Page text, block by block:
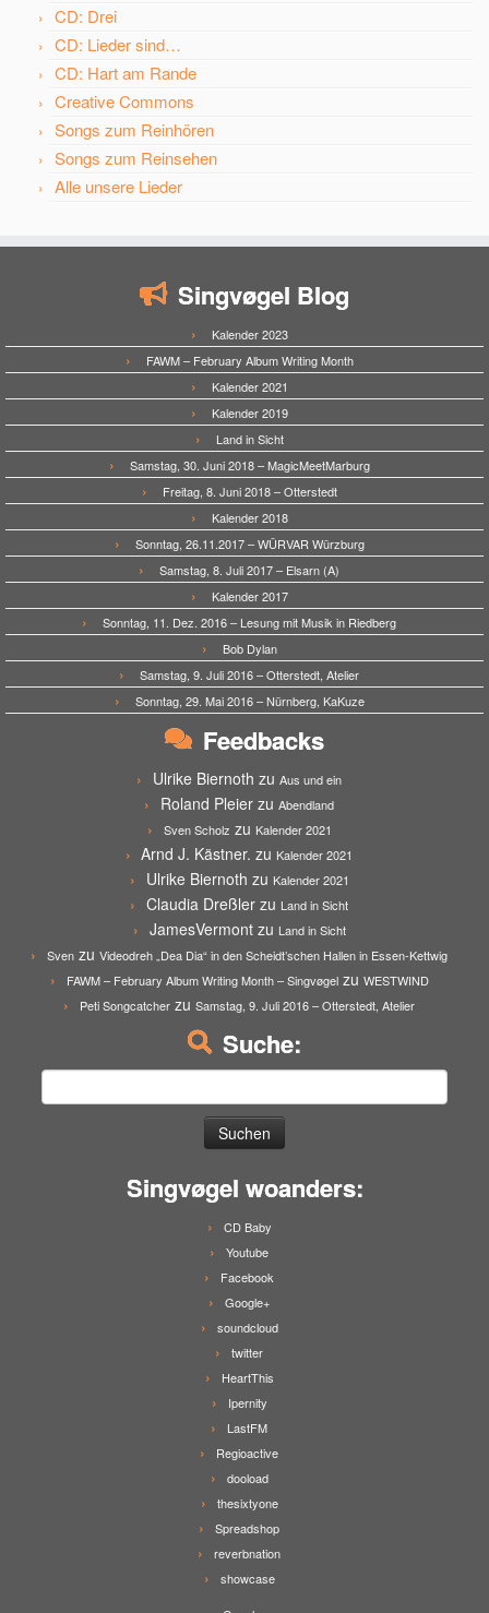
CD: Drei
CD: Lieder sind…
CD: Hart am Rande
Creative Commons
Songs zum Reinhören
Songs zum Reinsehen
Alle unsere Lieder
Singvøgel Blog
Kalender 2023
FAWM – February Album Writing Month
Kalender 2021
Kalender 2019
Land in Sicht
Samstag, 30. Juni 2018 – MagicMeetMarburg
Freitag, 8. Juni 2018 – Otterstedt
Kalender 2018
Sonntag, 26.11.2017 – WÜRVAR Würzburg
Samstag, 8. Juli 2017 – Elsarn (A)
Kalender 2017
Sonntag, 11. Dez. 2016 – Lesung mit Musik in Riedberg
Bob Dylan
Samstag, 9. Juli 2016 – Otterstedt, Atelier
Sonntag, 29. Mai 2016 – Nürnberg, KaKuze
Feedbacks
Ulrike Biernoth zu Aus und ein
Roland Pleier zu Abendland
Sven Scholz zu Kalender 2021
Arnd J. Kästner. zu Kalender 2021
Ulrike Biernoth zu Kalender 2021
Claudia Dreßler zu Land in Sicht
JamesVermontzu Land in Sicht
Sven zu Videodreh „Dea Dia“ in den Scheidt’schen Hallen in Essen-Kettwig
FAWM – February Album Writing Month – Singvøgelzu WESTWIND
Peti Songcatcher zu Samstag, 9. Juli 2016 – Otterstedt, Atelier
Suche:
Suchen
Singvøgel woanders:
CD Baby
Youtube
Facebook
Google+
soundcloud
twitter
HeartThis
Ipernity
LastFM
Regioactive
dooload
thesixtyone
Spreadshop
reverbnation
showcase